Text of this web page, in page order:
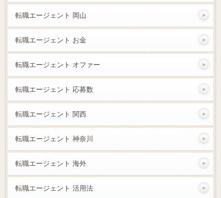
転職エージェント 岡山
転職エージェント お金
転職エージェント オファー
転職エージェント 応募数
転職エージェント 関西
転職エージェント 神奈川
転職エージェント 海外
転職エージェント 活用法